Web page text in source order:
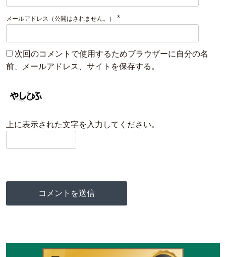
メールアドレス（公開はされません。） *
次回のコメントで使用するためブラウザーに自分の名
前、メールアドレス、サイトを保存する。
上に表示された文字を入力してください。